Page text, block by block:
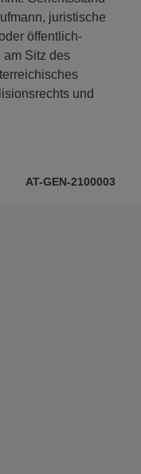
juristische
öffentlich-
am Sitz des
und
AT-GEN-2100003